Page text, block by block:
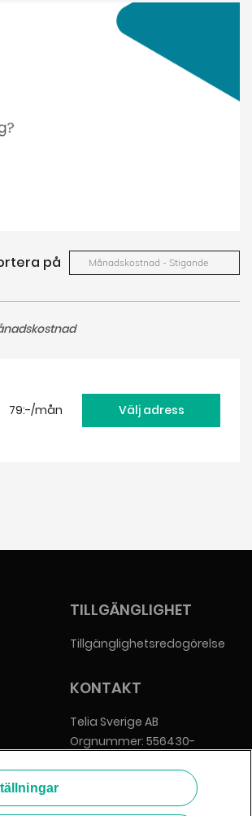
på Månadskostnad - Stigande
79:-/mån Välj adress
TILLGÄNGLIGHET
Tillgänglighetsredogörelse
KONTAKT
Telia Sverige AB
Orgnummer: 556430-